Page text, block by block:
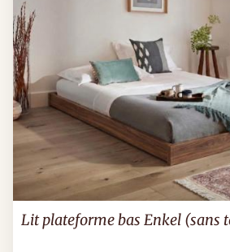
Lit plateforme bas Enkel (sans